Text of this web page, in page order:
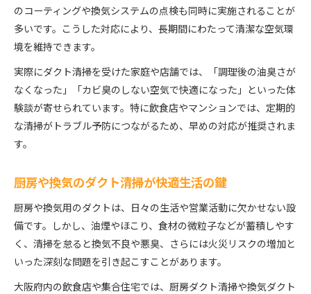
のコーティングや換気システムの点検も同時に実施されることが
多いです。こうした対応により、長期間にわたって清潔な空気環
境を維持できます。
実際にダクト清掃を受けた家庭や店舗では、「調理後の油臭さが
なくなった」「カビ臭のしない空気で快適になった」といった体
験談が寄せられています。特に飲食店やマンションでは、定期的
な清掃がトラブル予防につながるため、早めの対応が推奨されま
す。
厨房や換気のダクト清掃が快適生活の鍵
厨房や換気用のダクトは、日々の生活や営業活動に欠かせない設
備です。しかし、油煙やほこり、食材の微粒子などが蓄積しやす
く、清掃を怠ると換気不良や悪臭、さらには火災リスクの増加と
いった深刻な問題を引き起こすことがあります。
大阪府内の飲食店や集合住宅では、厨房ダクト清掃や換気ダクト